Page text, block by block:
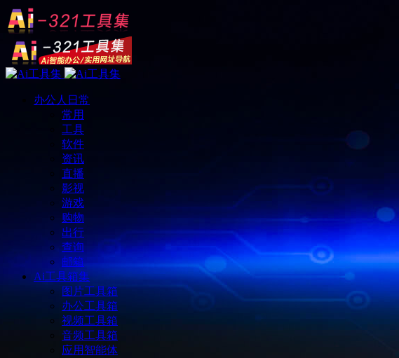
办公人日常
常用
工具
软件
资讯
直播
影视
游戏
购物
出行
查询
邮箱
Ai工具箱集
图片工具箱
办公工具箱
视频工具箱
音频工具箱
应用智能体